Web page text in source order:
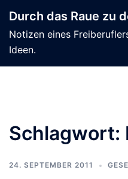
Inhalt
springen
Durch das Raue zu
Notizen eines
Ideen.
Schlagwort:
24. SEPTEMBER 2011